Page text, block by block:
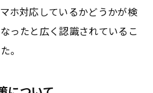
ホ対応しているかどうかが検
ったと広く認識されているこ
。